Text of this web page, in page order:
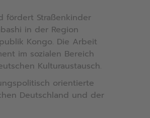
fördert Straßenkinder
in der Region
Kongo. Die Arbeit
im sozialen Bereich
Kulturaustausch.
orientierte
Deutschland und der